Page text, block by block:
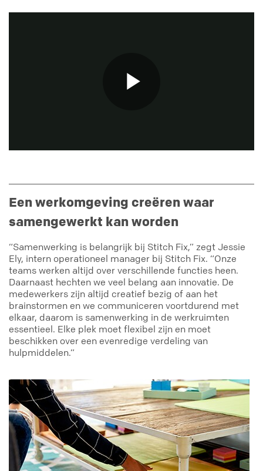
Een werkomgeving creëren waar
samengewerkt kan worden
“Samenwerking is belangrijk bij Stitch Fix,” zegt Jessie
Ely, intern operationeel manager bij Stitch Fix. “Onze
teams werken altijd over verschillende functies heen.
Daarnaast hechten we veel belang aan innovatie. De
medewerkers zijn altijd creatief bezig of aan het
brainstormen en we communiceren voortdurend met
elkaar, daarom is samenwerking in de werkruimten
essentieel. Elke plek moet flexibel zijn en moet
beschikken over een evenredige verdeling van
hulpmiddelen.”